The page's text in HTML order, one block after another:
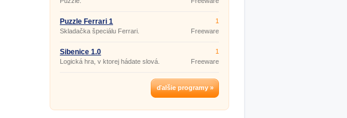
Puzzle Ferrari 1
Skladačka špeciálu Ferrari.
1
Freeware
Šibenice 1.0
Logická hra, v ktorej hádate slová.
1
Freeware
ďalšie programy »